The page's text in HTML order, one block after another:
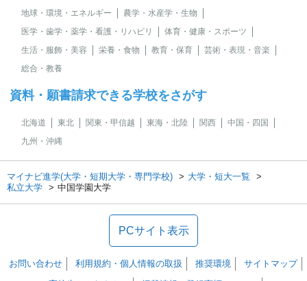
地球・環境・エネルギー
農学・水産学・生物
医学・歯学・薬学・看護・リハビリ
体育・健康・スポーツ
生活・服飾・美容
栄養・食物 教育・保育
芸術・表現・音楽
総合・教養
資料・願書請求できる学校をさがす
北海道 東北 関東・甲信越 東海・北陸 関西
中国・四国
九州・沖縄
マイナビ進学(大学・短期大学・専門学校)
大学・短大一覧
私立大学
中国学園大学
PCサイト表示
お問い合わせ 利用規約・個人情報の取扱 推奨環境
サイトマップ